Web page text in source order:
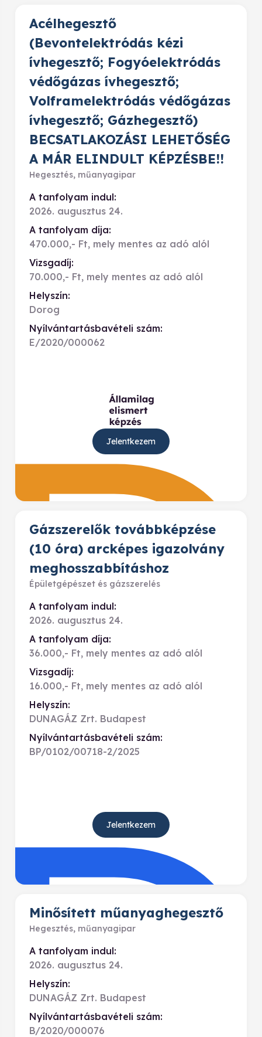
Acélhegesztő
(Bevontelektródás kézi
ívhegesztő; Fogyóelektródás
védőgázas ívhegesztő;
Volframelektródás védőgázas
ívhegesztő; Gázhegesztő)
BECSATLAKOZÁSI LEHETŐSÉG
A MÁR ELINDULT KÉPZÉSBE!!
Hegesztés, műanyagipar
A tanfolyam indul:
2026. augusztus 24.
A tanfolyam díja:
470.000,- Ft, mely mentes az adó alól
Vizsgadíj:
70.000,- Ft, mely mentes az adó alól
Helyszín:
Dorog
Nyílvántartásbavételi szám:
E/2020/000062
Jelentkezem
Gázszerelők továbbképzése
(10 óra) arcképes igazolvány
meghosszabbításhoz
Épületgépészet és gázszerelés
A tanfolyam indul:
2026. augusztus 24.
A tanfolyam díja:
36.000,- Ft, mely mentes az adó alól
Vizsgadíj:
16.000,- Ft, mely mentes az adó alól
Helyszín:
DUNAGÁZ Zrt. Budapest
Nyílvántartásbavételi szám:
BP/0102/00718-2/2025
Jelentkezem
Minősített műanyaghegesztő
Hegesztés, műanyagipar
A tanfolyam indul:
2026. augusztus 24.
Helyszín:
DUNAGÁZ Zrt. Budapest
Nyílvántartásbavételi szám:
B/2020/000076